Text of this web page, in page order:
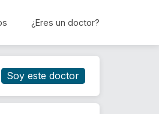
¿Eres un doctor?
Reservar cita
Soy este doctor